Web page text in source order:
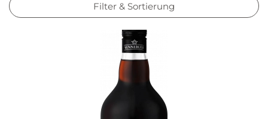
Filter & Sortierung